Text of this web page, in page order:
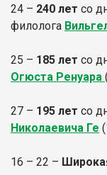
24 – 240 лет со
филолога
25 – 185 лет со
Огюста Ренуара
27 – 195 лет со
Николаевича Ге
16 – 22 –